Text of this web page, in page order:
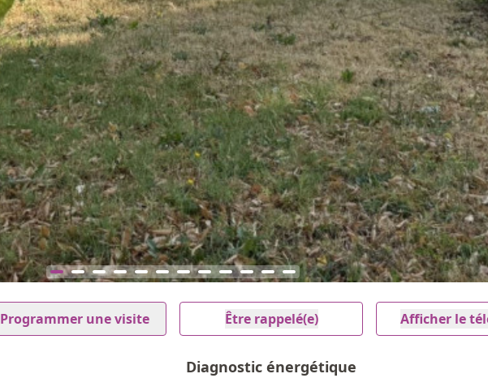
Programmer une visite Être rappelé(e) Afficher le
Diagnostic énergétique